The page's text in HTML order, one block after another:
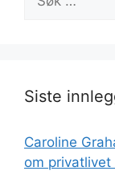
etter:
Siste
Caroline
om privatlivet